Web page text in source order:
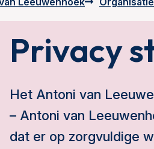
Privacy
Het Antoni van
– Antoni van
dat er op zorgvuldige